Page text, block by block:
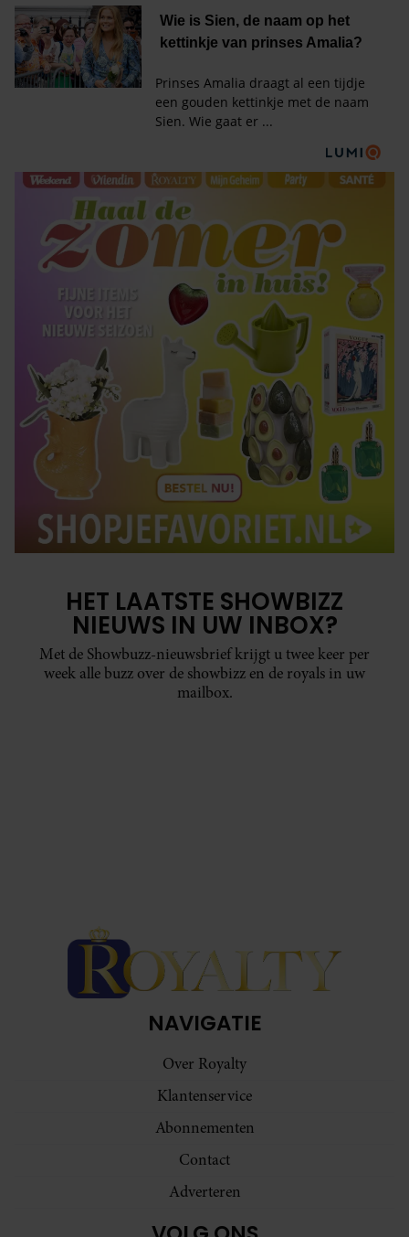
HET LAATSTE SHOWBIZZ
NIEUWS IN UW INBOX?
Met de Showbuzz-nieuwsbrief krijgt u twee keer per
week alle buzz over de showbizz en de royals in uw
mailbox.
NAVIGATIE
Over Royalty
Klantenservice
Abonnementen
Contact
Adverteren